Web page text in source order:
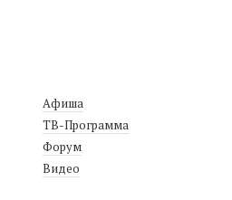
Афиша
ТВ-Программа
Форум
Видео